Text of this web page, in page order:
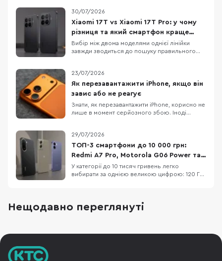
30/07/2026
Xiaomi 17T vs Xiaomi 17T Pro: у чому
різниця та який смартфон краще
обрати
Вибір між двома моделями однієї лінійки
завжди зводиться до пошуку правильного
Xiaomi 17T Pro демонструє два зовсім різні
підходи до ергономіки та пікових
можливостей, хоча візуально ці пристрої
поділяють спільну ф
23/07/2026
Як перезавантажити iPhone, якщо він
завис або не реагує
Знати, як перезавантажити iPhone, корисно не
лише в момент серйозного збою. Іноді
підвисання, зупинити застосунок, який
некоректно працює або повернути системі
нормальну роботу. Apple прямо рекомендує
починати саме з такого
29/07/2026
ТОП-3 смартфони до 10 000 грн:
Redmi A7 Pro, Motorola G06 Power та
OPPO A6x
У категорії до 10 тисяч гривень легко
вибирати за однією великою цифрою: 120 Гц,
Гц не роблять HD+ екран чітким, а віртуальна
RAM не замінює фізичну. Порівняємо три
Нещодавно переглянуті